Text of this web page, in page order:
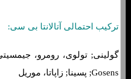
ترکیب احتمالی آتالانتا بی سی:
Gosens; پسینا; زاپاتا، موریل